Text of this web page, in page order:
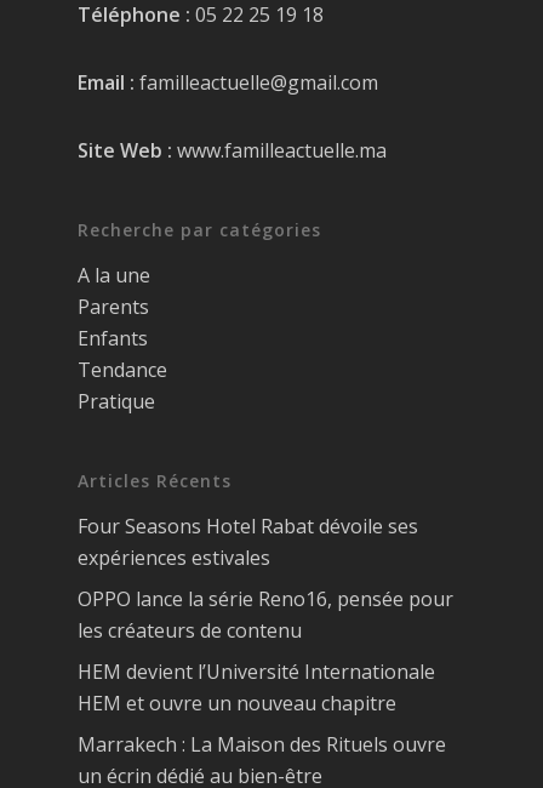
Téléphone : 05 22 25 19 18
Email : familleactuelle@gmail.com
Site Web : www.familleactuelle.ma
Recherche par catégories
A la une
Parents
Enfants
Tendance
Pratique
Articles Récents
Four Seasons Hotel Rabat dévoile ses
expériences estivales
OPPO lance la série Reno16, pensée pour
les créateurs de contenu
HEM devient l’Université Internationale
HEM et ouvre un nouveau chapitre
Marrakech : La Maison des Rituels ouvre
un écrin dédié au bien-être